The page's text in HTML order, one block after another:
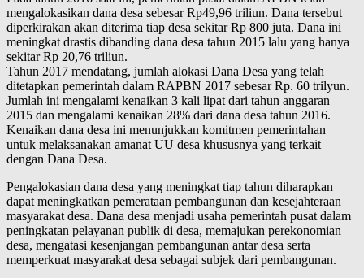
mengalokasikan dana desa sebesar Rp49,96 triliun. Dana tersebut
diperkirakan akan diterima tiap desa sekitar Rp 800 juta. Dana ini
meningkat drastis dibanding dana desa tahun 2015 lalu yang hanya
sekitar Rp 20,76 triliun.
Tahun 2017 mendatang, jumlah alokasi Dana Desa yang telah
ditetapkan pemerintah dalam RAPBN 2017 sebesar Rp. 60 trilyun.
Jumlah ini mengalami kenaikan 3 kali lipat dari tahun anggaran
2015 dan mengalami kenaikan 28% dari dana desa tahun 2016.
Kenaikan dana desa ini menunjukkan komitmen pemerintahan
untuk melaksanakan amanat UU desa khususnya yang terkait
dengan Dana Desa.
Pengalokasian dana desa yang meningkat tiap tahun diharapkan
dapat meningkatkan pemerataan pembangunan dan kesejahteraan
masyarakat desa. Dana desa menjadi usaha pemerintah pusat dalam
peningkatan pelayanan publik di desa, memajukan perekonomian
desa, mengatasi kesenjangan pembangunan antar desa serta
memperkuat masyarakat desa sebagai subjek dari pembangunan.